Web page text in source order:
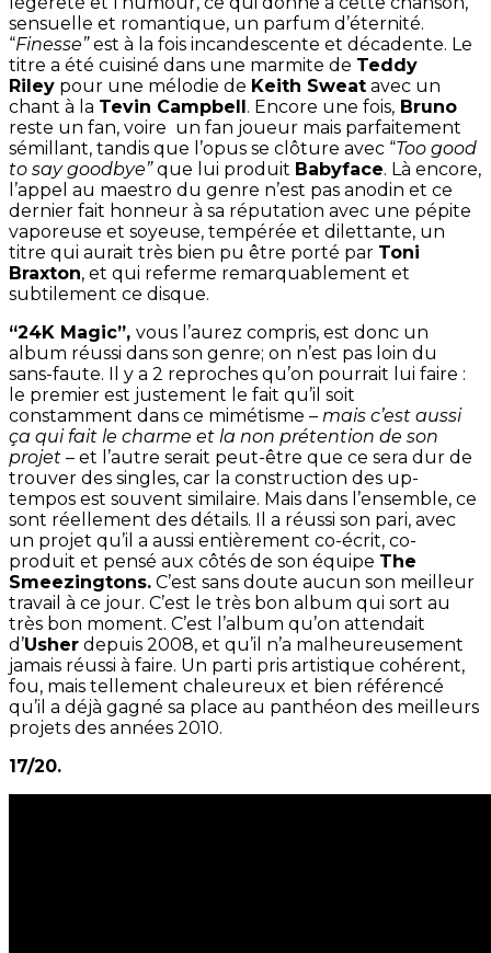
sensuelle et romantique, un parfum d’éternité.
“Finesse”est à la fois incandescente et décadente. Le
titre a été cuisiné dans une marmite de Teddy
Riley pour une mélodie de Keith Sweat avec un
chant à la Tevin Campbell. Encore une fois, Bruno
reste un fan, voire un fan joueur mais parfaitement
sémillant, tandis que l’opus se clôture avec “Too good
to say goodbye”que lui produit Babyface. Là encore,
l’appel au maestro du genre n’est pas anodin et ce
dernier fait honneur à sa réputation avec une pépite
vaporeuse et soyeuse, tempérée et dilettante, un
titre qui aurait très bien pu être porté par Toni
Braxton, et qui referme remarquablement et
subtilement ce disque.
“24K Magic”, vous l’aurez compris, est donc un
album réussi dans son genre; on n’est pas loin du
sans-faute. Il y a 2 reproches qu’on pourrait lui faire :
le premier est justement le fait qu’il soit
constamment dans ce mimétisme – mais c’est aussi
ça qui fait le charme et la non prétention de son
projet – et l’autre serait peut-être que ce sera dur de
trouver des singles, car la construction des up-
tempos est souvent similaire. Mais dans l’ensemble, ce
sont réellement des détails. Il a réussi son pari, avec
un projet qu’il a aussi entièrement co-écrit, co-
produit et pensé aux côtés de son équipe The
Smeezingtons. C’est sans doute aucun son meilleur
travail à ce jour. C’est le très bon album qui sort au
très bon moment. C’est l’album qu’on attendait
d’Usher depuis 2008, et qu’il n’a malheureusement
jamais réussi à faire. Un parti pris artistique cohérent,
fou, mais tellement chaleureux et bien référencé
qu’il a déjà gagné sa place au panthéon des meilleurs
projets des années 2010.
17/20.